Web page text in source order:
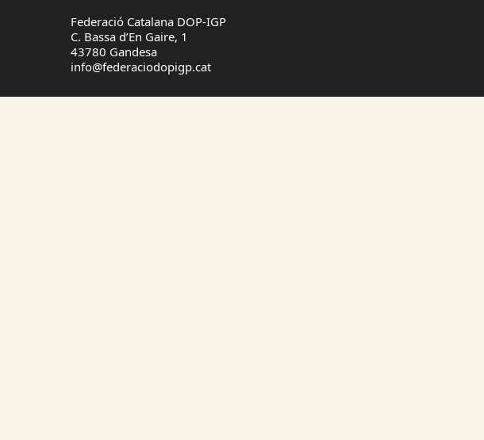
Federació Catalana DOP-IGP
C. Bassa d’En Gaire, 1
43780 Gandesa
info@federaciodopigp.cat